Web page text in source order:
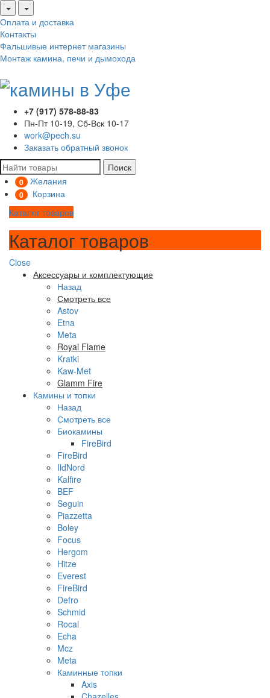
Оплата и доставка
Контакты
Фальшивые интернет магазины
Монтаж камина, печи и дымохода
+7 (917) 578-88-83
Пн-Пт 10-19, Сб-Вск 10-17
work@pech.su
Заказать обратный звонок
Поиск
0 Желания
0
Корзина
Каталог товаров
Каталог товаров
Close
Аксессуары и комплектующие
Назад
Смотреть все
Astov
Etna
Meta
Royal Flame
Kratki
Kaw-Met
Glamm Fire
Камины и топки
Назад
Смотреть все
Биокамины
FireBird
FireBird
IldNord
Kalfire
BEF
Seguin
Piazzetta
Boley
Focus
Hergom
Hitze
Everest
FireBird
Defro
Schmid
Rocal
Echa
Mcz
Meta
Каминные топки
Axis